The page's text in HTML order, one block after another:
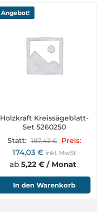
Angebot!
Holzkraft Kreissägeblatt-
Set 5260250
Statt: 187,42€ Preis:
174,03 € inkl. MwSt
ab5,22 € / Monat
In den Warenkorb